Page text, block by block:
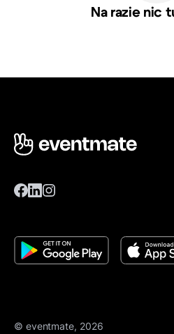
Na razie nic
© eventmate, 2026